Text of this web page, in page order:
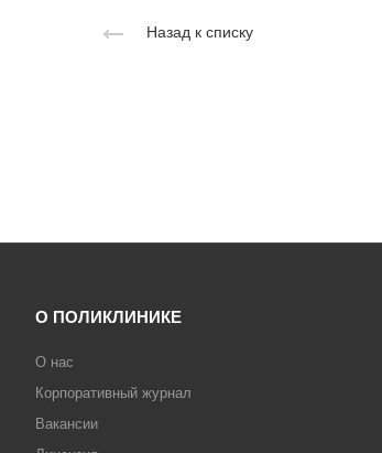
Назад к списку
О ПОЛИКЛИНИКЕ
О нас
Корпоративный журнал
Вакансии